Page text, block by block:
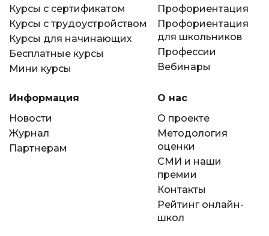
Курсы с сертификатом
Курсы с трудоустройством
Курсы для начинающих
Бесплатные курсы
Мини курсы
Профориентация
Профориентация
для школьников
Профессии
Вебинары
Информация
Новости
Журнал
Партнерам
О нас
О проекте
Методология
оценки
СМИ и наши
премии
Контакты
Рейтинг онлайн-
школ